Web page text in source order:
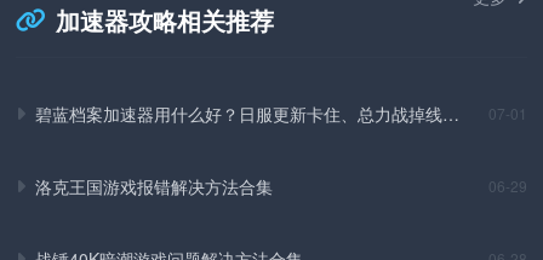
加速器攻略相关推荐
碧蓝档案加速器用什么好？日服更新卡住、总力战掉线实
07-01
洛克王国游戏报错解决方法合集 06-29